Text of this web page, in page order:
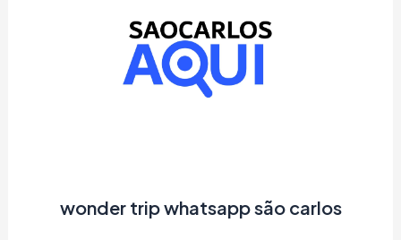
wonder trip whatsapp são carlos